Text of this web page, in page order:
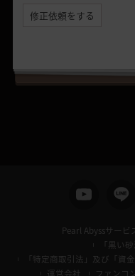
修正依頼をする
Pearl Abyssサービ
「黒い
「特定商取引法」及び「資
運営会社
ファンコ